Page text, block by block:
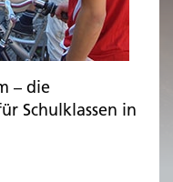
– die
Schulklassen in